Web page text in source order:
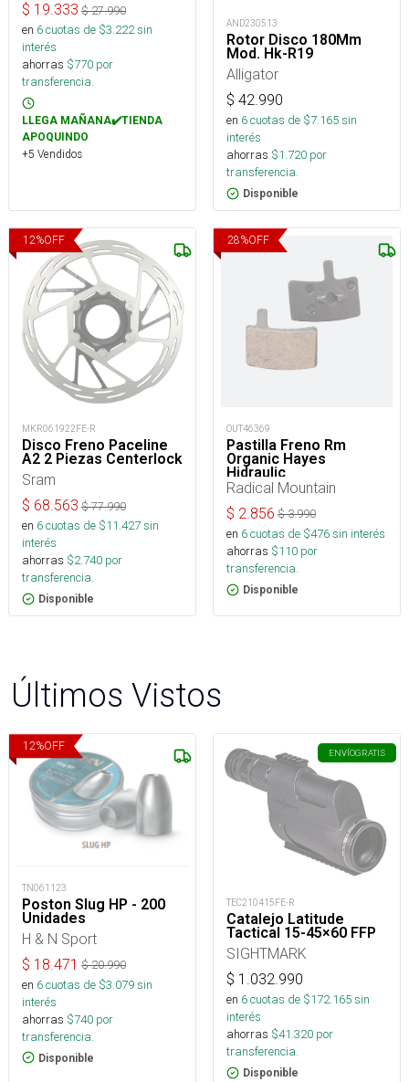
$ 19.333 $27.990
en 6cuotas de $3.222sin
interés
ahorras $770 por
transferencia.
LLEGA MAÑANA✔️TIENDA
APOQUINDO
+5 Vendidos
AND230513
Rotor Disco 180Mm
Mod. Hk-R19
Alligator
$ 42.990
en 6cuotas de $7.165sin
interés
ahorras $1.720 por
transferencia.
Disponible
12%OFF
MKR061922FE-R
Disco Freno Paceline
A2 2 Piezas Centerlock
Sram
$ 68.563 $77.990
en 6cuotas de $11.427sin
interés
ahorras $2.740 por
transferencia.
Disponible
28%OFF
OUT46369
Pastilla Freno Rm
Organic Hayes
Hidraulic
Radical Mountain
$ 2.856 $3.990
en 6cuotas de $476sin interés
ahorras $110 por
transferencia.
Disponible
Últimos Vistos
12%OFF
TN061123
Poston Slug HP - 200
Unidades
H & N Sport
$ 18.471 $20.990
en 6cuotas de $3.079sin
interés
ahorras $740 por
transferencia.
Disponible
ENVÍOGRATIS
TEC210415FE-R
Catalejo Latitude
Tactical 15-45×60 FFP
SIGHTMARK
$ 1.032.990
en 6cuotas de $172.165sin
interés
ahorras $41.320 por
transferencia.
Disponible